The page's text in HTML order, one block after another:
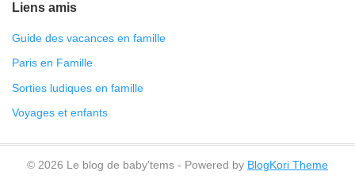
Liens amis
Guide des vacances en famille
Paris en Famille
Sorties ludiques en famille
Voyages et enfants
© 2026 Le blog de baby'tems - Powered by BlogKori Theme